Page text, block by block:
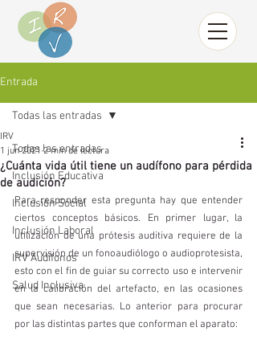
Entrada
Todas las entradas
Inclusión Educativa
Inclusión Social
Inclusión Laboral
IRV Audífonos
Salud Inclusiva
Todas las entradas
¿Cuánta vida útil tiene un audífono para pérdida
de audición?
IRV
1 jun 2021 2 min de lectura
Para responder esta pregunta hay que entender
ciertos conceptos básicos. En primer lugar, la
utilización de una prótesis auditiva requiere de la
supervisión de un fonoaudiólogo o audioprotesista,
esto con el fin de guiar su correcto uso e intervenir
en la calibración del artefacto, en las ocasiones
que sean necesarias. Lo anterior para procurar
por las distintas partes que conforman el aparato: